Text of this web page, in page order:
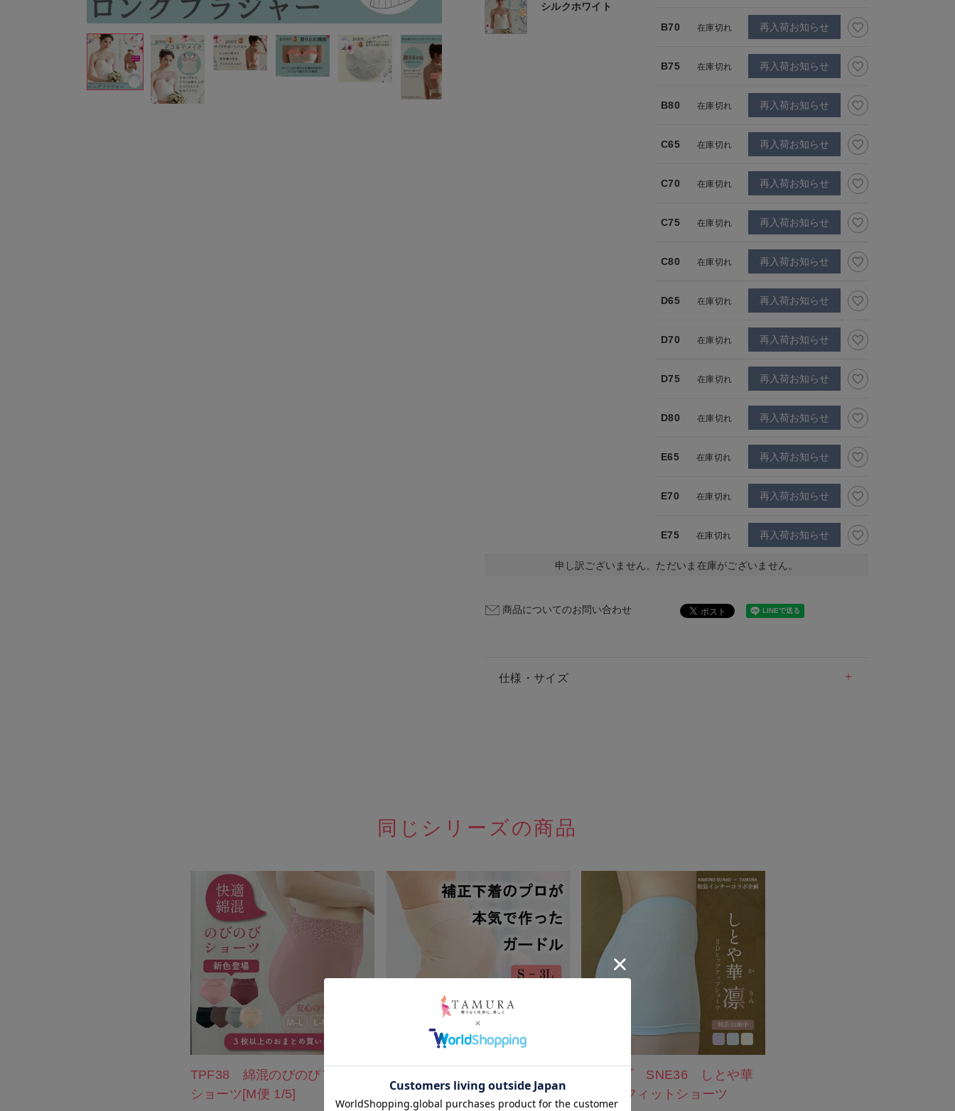
シルクホワイト
B70 在庫切れ 再入荷お知らせ
B75 在庫切れ 再入荷お知らせ
B80 在庫切れ 再入荷お知らせ
C65 在庫切れ 再入荷お知らせ
C70 在庫切れ 再入荷お知らせ
C75 在庫切れ 再入荷お知らせ
C80 在庫切れ 再入荷お知らせ
D65 在庫切れ 再入荷お知らせ
D70 在庫切れ 再入荷お知らせ
D75 在庫切れ 再入荷お知らせ
D80 在庫切れ 再入荷お知らせ
E65 在庫切れ 再入荷お知らせ
E70 在庫切れ 再入荷お知らせ
E75 在庫切れ 再入荷お知らせ
申し訳ございません。ただいま在庫がございません。
商品についてのお問い合わせ
仕様・サイズ
TPF38 綿混のびのびフィット
ショーツ[M便 1/5]
[M便 1/2]
旧タイプ SNE36 しとや華
凛 3Dフィットショーツ